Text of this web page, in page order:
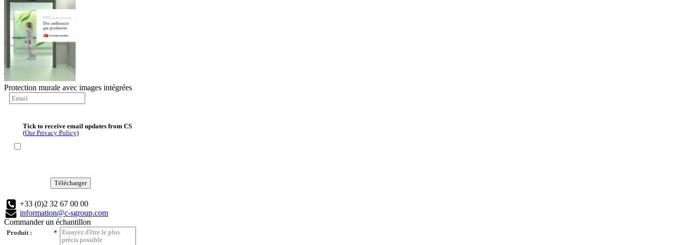
Protection murale avec images intégrées
Tick to receive email updates from CS
(Our Privacy Policy)
Télécharger
+33 (0)2 32 67 00 00
information@c-sgroup.com
Commander un échantillon
*
Produit :